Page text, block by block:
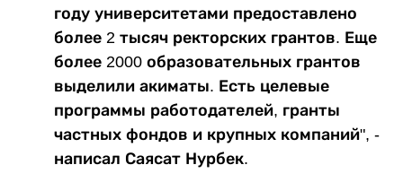
году университетами предоставлено
более 2 тысяч ректорских грантов. Еще
более 2000 образовательных грантов
выделили акиматы. Есть целевые
программы работодателей, гранты
частных фондов и крупных компаний", -
написал Саясат Нурбек.